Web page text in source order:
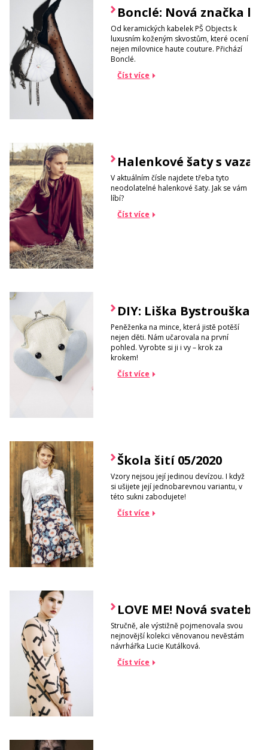
Bonclé: Nová značka
Od keramických kabelek PŠ Objects k
luxusním koženým skvostům, které ocení
nejen milovnice haute couture. Přichází
Bonclé.
Číst více
Halenkové šaty s
V aktuálním čísle najdete třeba tyto
neodolatelné halenkové šaty. Jak se vám
líbí?
Číst více
DIY: Liška Bystrouška
Peněženka na mince, která jistě potěší
nejen děti. Nám učarovala na první
pohled. Vyrobte si ji i vy – krok za
krokem!
Číst více
Škola šití 05/2020
Vzory nejsou její jedinou devízou. I když
si ušijete její jednobarevnou variantu, v
této sukni zabodujete!
Číst více
LOVE ME! Nová
Stručně, ale výstižně pojmenovala svou
nejnovější kolekci věnovanou nevěstám
návrhářka Lucie Kutálková.
Číst více